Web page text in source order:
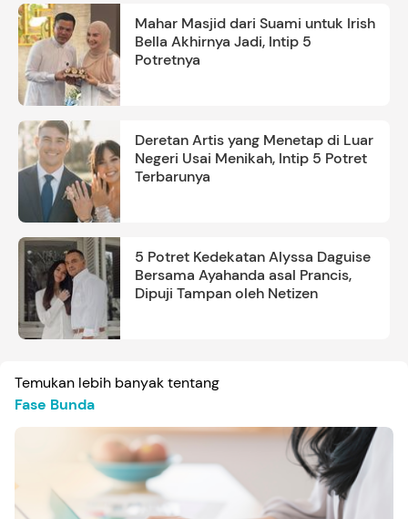
Mahar Masjid dari Suami untuk Irish
Bella Akhirnya Jadi, Intip 5
Potretnya
Deretan Artis yang Menetap di Luar
Negeri Usai Menikah, Intip 5 Potret
Terbarunya
5 Potret Kedekatan Alyssa Daguise
Bersama Ayahanda asal Prancis,
Dipuji Tampan oleh Netizen
Temukan lebih banyak tentang
Fase Bunda